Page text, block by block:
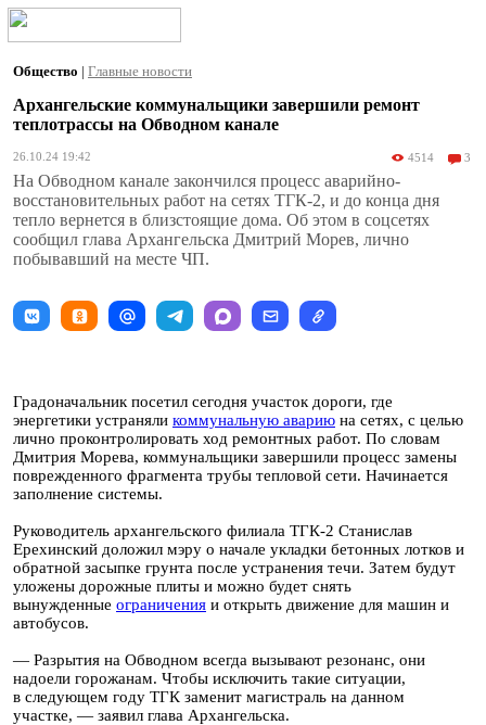
Общество | Главные новости
Архангельские коммунальщики завершили ремонт
теплотрассы на Обводном канале
26.10.24 19:42 4514 3
На Обводном канале закончился процесс аварийно-
восстановительных работ на сетях ТГК-2, и до конца дня
тепло вернется в близстоящие дома. Об этом в соцсетях
сообщил глава Архангельска Дмитрий Морев, лично
побывавший на месте ЧП.
Градоначальник посетил сегодня участок дороги, где
энергетики устраняли коммунальную аварию на сетях, с целью
лично проконтролировать ход ремонтных работ. По словам
Дмитрия Морева, коммунальщики завершили процесс замены
поврежденного фрагмента трубы тепловой сети. Начинается
заполнение системы.
Руководитель архангельского филиала ТГК-2 Станислав
Ерехинский доложил мэру о начале укладки бетонных лотков и
обратной засыпке грунта после устранения течи. Затем будут
уложены дорожные плиты и можно будет снять
вынужденные ограничения и открыть движение для машин и
автобусов.
— Разрытия на Обводном всегда вызывают резонанс, они
надоели горожанам. Чтобы исключить такие ситуации,
в следующем году ТГК заменит магистраль на данном
участке, — заявил глава Архангельска.